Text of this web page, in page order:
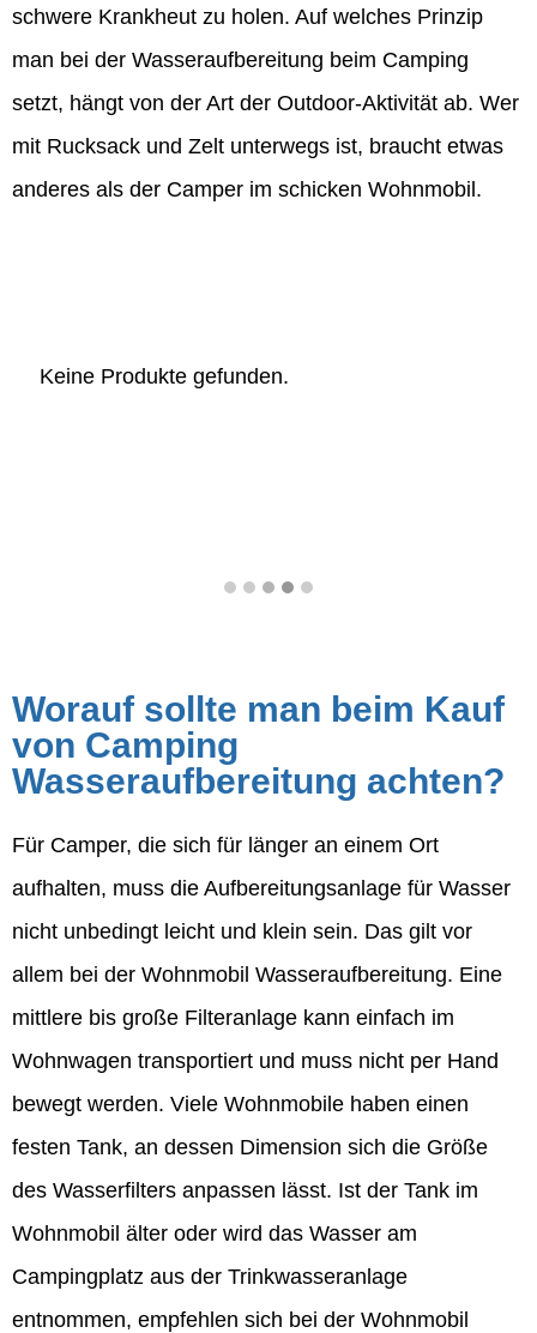
schwere Krankheut zu holen. Auf welches Prinzip
man bei der Wasseraufbereitung beim Camping
setzt, hängt von der Art der Outdoor-Aktivität ab. Wer
mit Rucksack und Zelt unterwegs ist, braucht etwas
anderes als der Camper im schicken Wohnmobil.
Keine Produkte gefunden.
Worauf sollte man beim Kauf
von Camping
Wasseraufbereitung achten?
Für Camper, die sich für länger an einem Ort
aufhalten, muss die Aufbereitungsanlage für Wasser
nicht unbedingt leicht und klein sein. Das gilt vor
allem bei der Wohnmobil Wasseraufbereitung. Eine
mittlere bis große Filteranlage kann einfach im
Wohnwagen transportiert und muss nicht per Hand
bewegt werden. Viele Wohnmobile haben einen
festen Tank, an dessen Dimension sich die Größe
des Wasserfilters anpassen lässt. Ist der Tank im
Wohnmobil älter oder wird das Wasser am
Campingplatz aus der Trinkwasseranlage
entnommen, empfehlen sich bei der Wohnmobil